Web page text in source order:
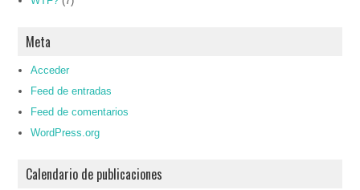
Meta
Acceder
Feed de entradas
Feed de comentarios
WordPress.org
Calendario de publicaciones